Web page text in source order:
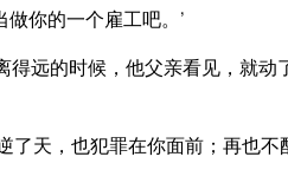
你的一个雇工吧。’
得远的时候，他父亲看见，就
了天，也犯罪在你面前；再也